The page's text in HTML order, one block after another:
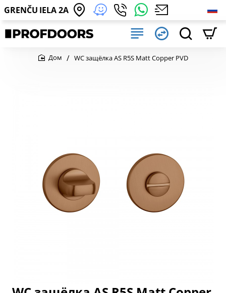
GRENČU IELA 2A
WC защёлка AS R5S Matt Copper PVD